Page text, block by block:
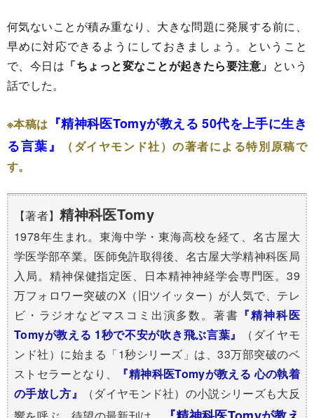
何気ないことが積み重なり、大きな問題に発展する前に、
早めに対応できるようにしておきましょう。ということ
で、今日は 「ちょっと変なことが起きたら要注意」 という
話でした。
※本稿は 『精神科医Tomyが教える 50代を上手に生き
る言葉』
（ダイヤモンド社）の著者による特別原稿で
す。
【著者】精神科医Tomy
1978年生まれ。東海中学・東海高校を経て、名古屋大
学医学部卒業。医師免許取得後、名古屋大学精神科医局
入局。精神保健指定医、日本精神神経学会専門医。39
万フォロワー突破のX（旧ツイッター）が人気で、テレ
ビ・ラジオなどマスコミ出演多数。著書 『精神科医
Tomyが教える 1秒で不安が吹き飛ぶ言葉』
（ダイヤモ
ンド社）に始まる「1秒シリーズ」は、33万部突破のベ
ストセラーとなり、
『精神科医Tomyが教える 心の執着
の手放し方』
（ダイヤモンド社）の小説シリーズも大反